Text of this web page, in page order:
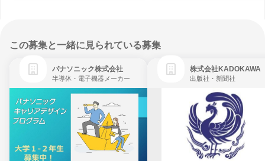
この募集と一緒に見られている募集
パナソニック株式会社
半導体・電子機器メーカー
株式会社KADOKAWA
出版社・新聞社